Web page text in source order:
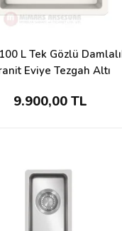
L Tek Gözlü
Eviye Tezgah Altı
9.900,00 TL